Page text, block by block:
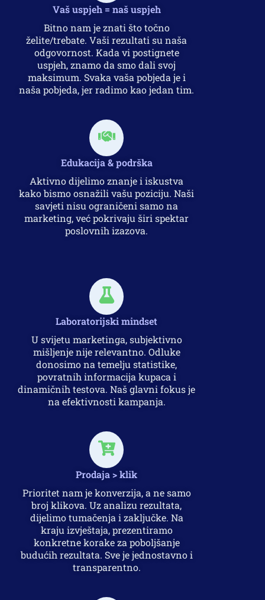
Vaš uspjeh = naš uspjeh
Bitno nam je znati što točno
želite/trebate. Vaši rezultati su naša
odgovornost. Kada vi postignete
uspjeh, znamo da smo dali svoj
maksimum. Svaka vaša pobjeda je i
naša pobjeda, jer radimo kao jedan tim.
Edukacija & podrška
Aktivno dijelimo znanje i iskustva
kako bismo osnažili vašu poziciju. Naši
savjeti nisu ograničeni samo na
marketing, već pokrivaju širi spektar
poslovnih izazova.
Laboratorijski mindset
U svijetu marketinga, subjektivno
mišljenje nije relevantno. Odluke
donosimo na temelju statistike,
povratnih informacija kupaca i
dinamičnih testova. Naš glavni fokus je
na efektivnosti kampanja.
Prodaja > klik
Prioritet nam je konverzija, a ne samo
broj klikova. Uz analizu rezultata,
dijelimo tumačenja i zaključke. Na
kraju izvještaja, prezentiramo
konkretne korake za poboljšanje
budućih rezultata. Sve je jednostavno i
transparentno.